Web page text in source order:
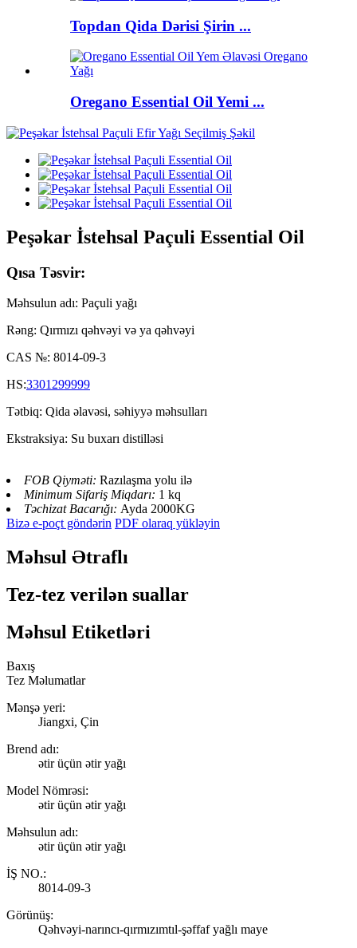
Topdan Qida Dərisi Şirin ...
Oregano Essential Oil Yemi ...
Peşəkar İstehsal Paçuli Essential Oil
Qısa Təsvir:
Məhsulun adı: Paçuli yağı
Rəng: Qırmızı qəhvəyi və ya qəhvəyi
CAS №: 8014-09-3
HS:3301299999
Tətbiq: Qida əlavəsi, səhiyyə məhsulları
Ekstraksiya: Su buxarı distilləsi
FOB Qiyməti: Razılaşma yolu ilə
Minimum Sifariş Miqdarı: 1 kq
Təchizat Bacarığı: Ayda 2000KG
Bizə e-poçt göndərin PDF olaraq yükləyin
Məhsul Ətraflı
Tez-tez verilən suallar
Məhsul Etiketləri
Baxış
Tez Məlumatlar
Mənşə yeri:
Jiangxi, Çin
Brend adı:
ətir üçün ətir yağı
Model Nömrəsi:
ətir üçün ətir yağı
Məhsulun adı:
ətir üçün ətir yağı
İŞ NO.:
8014-09-3
Görünüş:
Qəhvəyi-narıncı-qırmızımtıl-şəffaf yağlı maye